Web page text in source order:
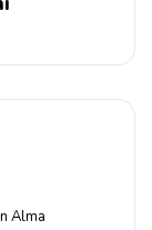
Alma